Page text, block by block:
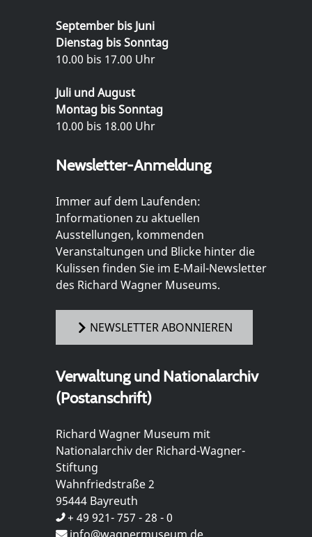
September bis Juni
Dienstag bis Sonntag
10.00 bis 17.00 Uhr
Juli und August
Montag bis Sonntag
10.00 bis 18.00 Uhr
Newsletter-Anmeldung
Immer auf dem Laufenden:
Informationen zu aktuellen
Ausstellungen, kommenden
Veranstaltungen und Blicke hinter die
Kulissen finden Sie im E-Mail-Newsletter
des Richard Wagner Museums.
NEWSLETTER ABONNIEREN
Verwaltung und Nationalarchiv
(Postanschrift)
Richard Wagner Museum mit
Nationalarchiv der Richard-Wagner-
Stiftung
Wahnfriedstraße 2
95444 Bayreuth
+ 49 921- 757 - 28 - 0